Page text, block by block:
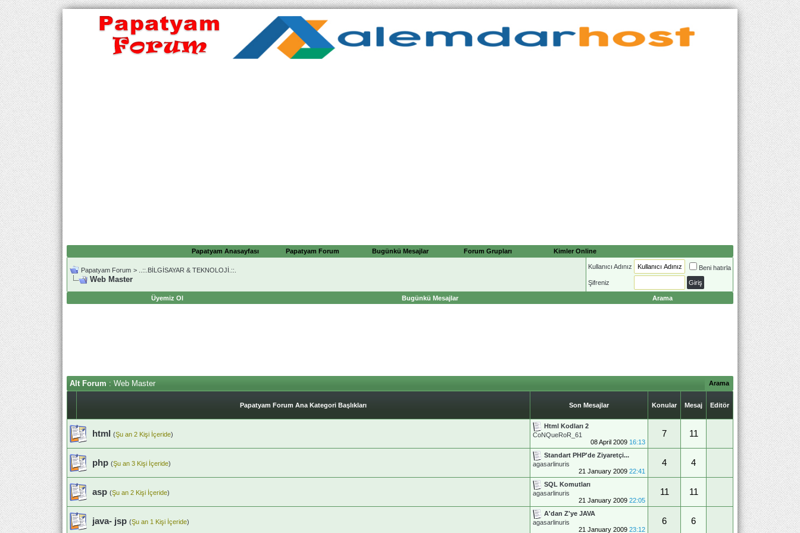
Papatyam Anasayfası Papatyam Forum Bugünkü Mesajlar Forum Grupları Kimler Online
Papatyam Forum > ..::.BİLGİSAYAR & TEKNOLOJİ.::.
Web Master
Kullanıcı Adınız Beni hatırla
Şifreniz
Üyemiz Ol Bugünkü Mesajlar Arama
Alt Forum : Web Master Arama
Papatyam Forum Ana Kategori Başlıkları Son Mesajlar Konular Mesaj Editör
html (Şu an 2 Kişi İçeride)
Html Kodları 2
CoNQueRoR_61
08 April 2009 16:13
7 11
php (Şu an 3 Kişi İçeride)
Standart PHP'de Ziyaretçi...
agasarlinuris
21 January 2009 22:41
4 4
asp (Şu an 2 Kişi İçeride)
SQL Komutları
agasarlinuris
21 January 2009 22:05
11 11
java- jsp (Şu an 1 Kişi İçeride)
A'dan Z'ye JAVA
agasarlinuris
21 January 2009 23:12
6 6